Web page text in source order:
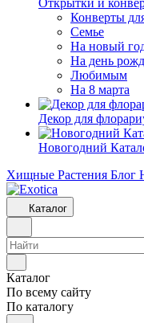
Открытки и
Конверты
Семье
На новый
На день
Любимым
На 8 марта
Декор для
Новогодний
Хищные Растения Блог
Каталог
Каталог
По всему сайту
По каталогу